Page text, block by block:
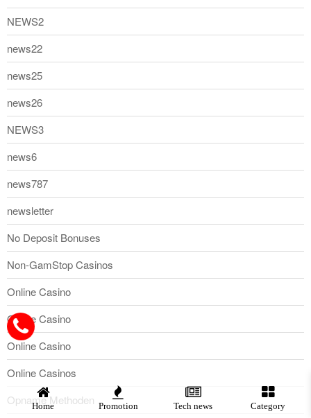
NEWS2
news22
news25
news26
NEWS3
news6
news787
newsletter
No Deposit Bonuses
Non-GamStop Casinos
Online Casino
Online Casino
Online Casino
Online Casinos
Opname Methoden
Home Promotion Tech news Category